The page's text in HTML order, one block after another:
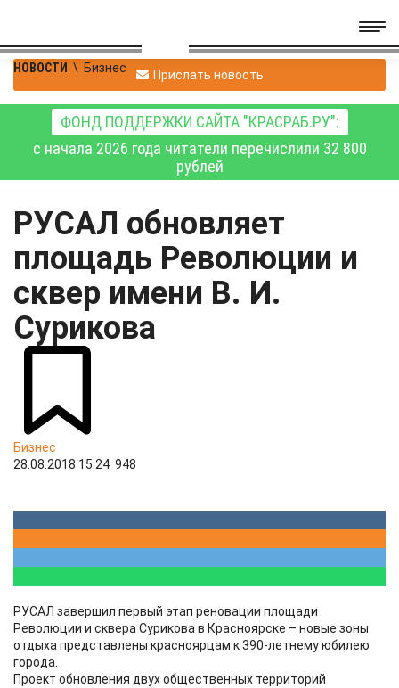
НОВОСТИ \ Бизнес Прислать новость
ФОНД ПОДДЕРЖКИ САЙТА "КРАСРАБ.РУ":
с начала 2026 года читатели перечислили 32 800
рублей
РУСАЛ обновляет
площадь Революции и
сквер имени В. И.
Сурикова
Бизнес
28.08.2018 15:24 948
РУСАЛ завершил первый этап реновации площади
Революции и сквера Сурикова в Красноярске – новые зоны
отдыха представлены красноярцам к 390-летнему юбилею
города.
Проект обновления двух общественных территорий